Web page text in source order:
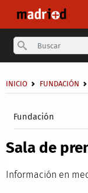
Fundación
Sobrescribir
INICIO FUNDACIÓN
Sala de
Información en